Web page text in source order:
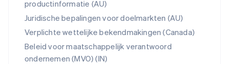
productinformatie (AU)
Juridische bepalingen voor doelmarkten (AU)
Verplichte wettelijke bekendmakingen (Canada)
Beleid voor maatschappelijk verantwoord
ondernemen (MVO) (IN)
Thailand
ไทยEnglish
English
Vasteland van China
简体中文English